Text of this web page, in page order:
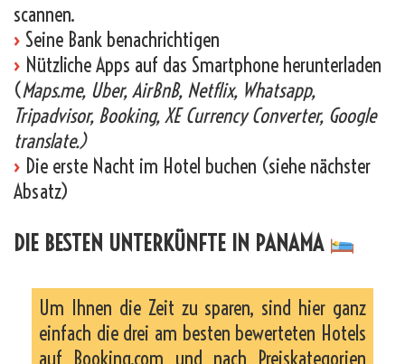
scannen.
› Seine Bank benachrichtigen
› Nützliche Apps auf das Smartphone herunterladen
(Maps.me, Uber, AirBnB, Netflix, Whatsapp,
Tripadvisor, Booking, XE Currency Converter, Google
translate.)
› Die erste Nacht im Hotel buchen (siehe nächster
Absatz)
DIE BESTEN UNTERKÜNFTE IN PANAMA
Um Ihnen die Zeit zu sparen, sind hier ganz
einfach die drei am besten bewerteten Hotels
auf Booking.com und nach Preiskategorien